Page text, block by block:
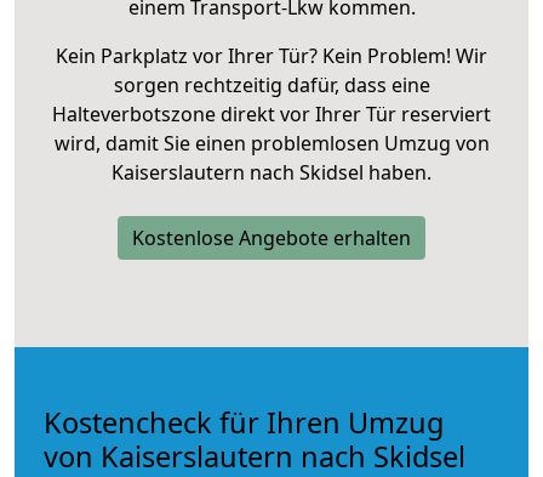
einem Transport-Lkw kommen.
Kein Parkplatz vor Ihrer Tür? Kein Problem! Wir
sorgen rechtzeitig dafür, dass eine
Halteverbotszone direkt vor Ihrer Tür reserviert
wird, damit Sie einen problemlosen Umzug von
Kaiserslautern nach Skidsel haben.
Kostenlose Angebote erhalten
Kostencheck für Ihren Umzug
von Kaiserslautern nach Skidsel